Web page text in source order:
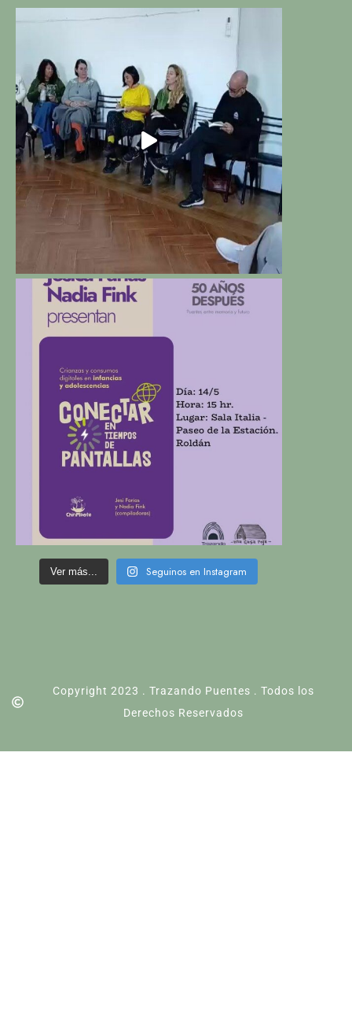
Ver más... Seguinos en Instagram
Copyright 2023 . Trazando Puentes . Todos los
Derechos Reservados